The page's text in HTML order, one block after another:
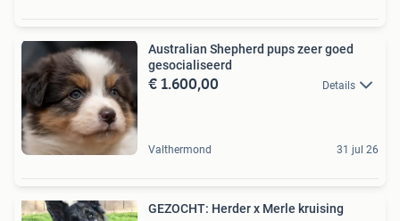
Australian Shepherd pups zeer goed
gesocialiseerd
€ 1.600,00 Details
Valthermond 31 jul 26
GEZOCHT: Herder x Merle kruising